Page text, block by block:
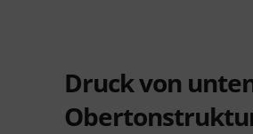
Druck von